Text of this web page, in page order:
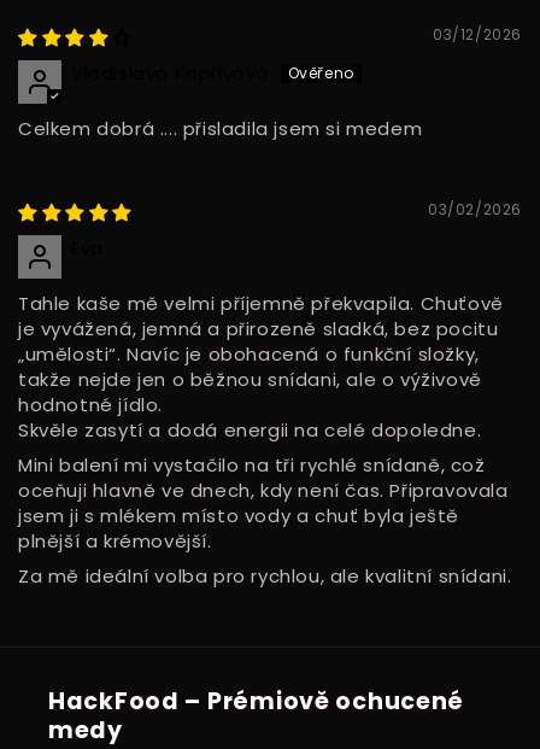
03/12/2026
Celkem dobrá .... přisladila jsem si medem
03/02/2026
Tahle kaše mě velmi příjemně překvapila. Chuťově
je vyvážená, jemná a přirozeně sladká, bez pocitu
„umělosti“. Navíc je obohacená o funkční složky,
takže nejde jen o běžnou snídani, ale o výživově
hodnotné jídlo.
Skvěle zasytí a dodá energii na celé dopoledne.
Mini balení mi vystačilo na tři rychlé snídaně, což
oceňuji hlavně ve dnech, kdy není čas. Připravovala
jsem ji s mlékem místo vody a chuť byla ještě
plnější a krémovější.
Za mě ideální volba pro rychlou, ale kvalitní snídani.
HackFood – Prémiově ochucené
medy